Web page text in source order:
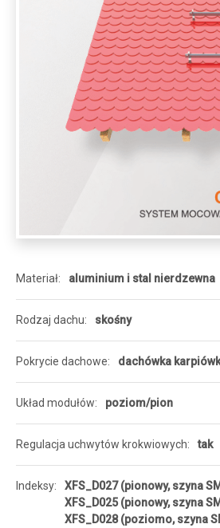
Materiał aluminium i stal nierdzewna
Rodzaj dachu skośny
Pokrycie dachowe dachówka
Układ modułów poziom/pion
Regulacja uchwytów krokwiowych tak
Indeksy
XFS_D027 (pionowy, szyna
XFS_D025 (pionowy, szyna
XFS_D028 (poziomo, szyna